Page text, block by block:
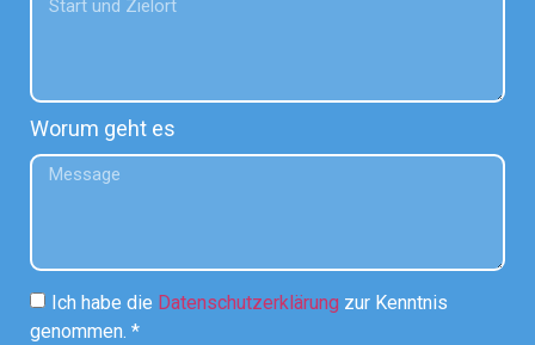
Worum geht es
Ich habe die Datenschutzerklärung zur Kenntnis
genommen. *